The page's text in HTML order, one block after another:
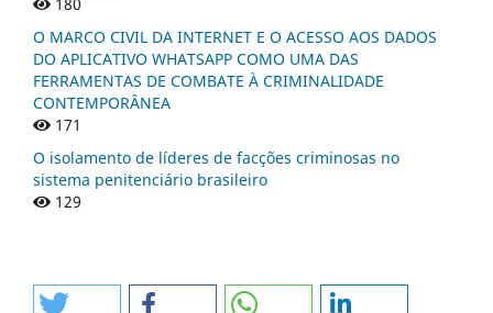
O MARCO CIVIL DA INTERNET E O ACESSO AOS DADOS
DO APLICATIVO WHATSAPP COMO UMA DAS
FERRAMENTAS DE COMBATE À CRIMINALIDADE
CONTEMPORÂNEA
171
O isolamento de líderes de facções criminosas no
sistema penitenciário brasileiro
129